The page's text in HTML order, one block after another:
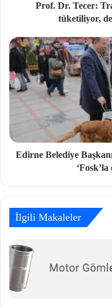
Prof. Dr. Tecer:
tüketiliyor,
Edirne Belediye
İlgili Makaleler